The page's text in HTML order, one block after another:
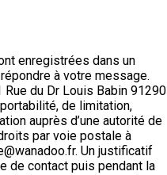
enregistrées dans un
à votre message.
du Dr Louis Babin 91290
de limitation,
auprès d’une autorité de
par voie postale à
Un justificatif
de contact puis pendant la